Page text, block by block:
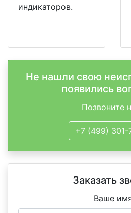
индикаторов.
Не нашли свою
появились
Позвоните
+7 (499) 301-
Заказать
Ваше